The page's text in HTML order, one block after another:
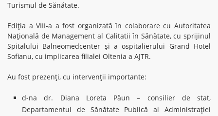
Turismul de Sănătate.
Ediția a VIII-a a fost organizată în colaborare cu Autoritatea
Națională de Management al Calitatii în Sănătate, cu sprijinul
Spitalului Balneomedcenter și a ospitalierului Grand Hotel
Sofianu, cu implicarea filialei Oltenia a AJTR.
Au fost prezenți, cu intervenții importante:
d-na dr. Diana Loreta Păun – consilier de stat,
Departamentul de Sănătate Publică al Administrației